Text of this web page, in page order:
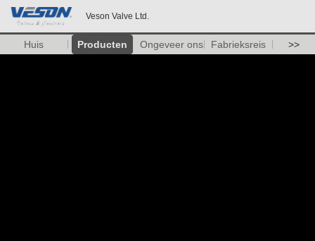
Veson Valve Ltd.
Huis Producten Ongeveer ons Fabrieksreis >>